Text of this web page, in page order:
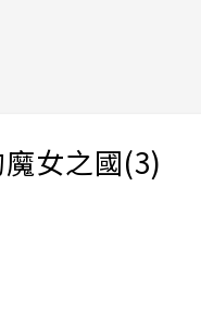
女之國(3)